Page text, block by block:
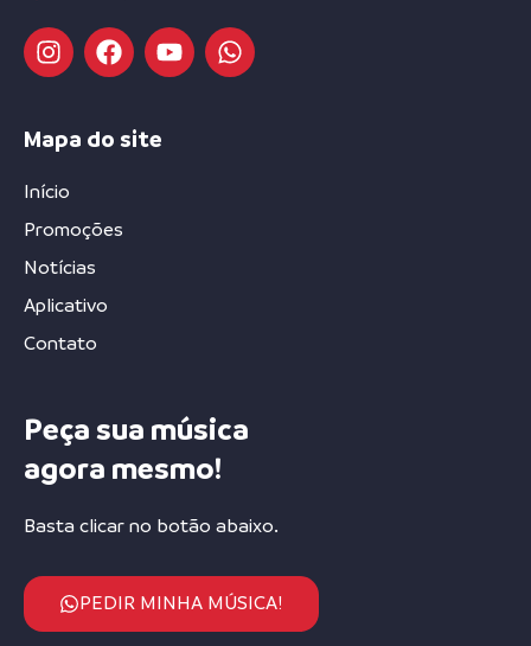
Mapa do site
Início
Promoções
Notícias
Aplicativo
Contato
Peça sua música
agora mesmo!
Basta clicar no botão abaixo.
PEDIR MINHA MÚSICA!